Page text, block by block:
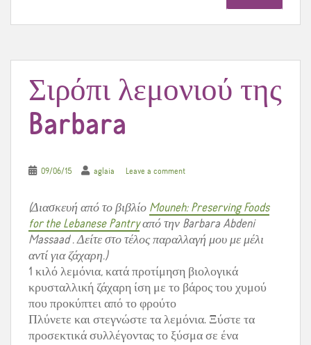
o r e
Σιρόπι λεμονιού της
Barbara
09/06/15 aglaia Leave a comment
(Διασκευή από το βιβλίο Mouneh: Preserving Foods
for the Lebanese Pantryαπό την Barbara Abdeni
Massaad . Δείτε στο τέλος παραλλαγή μου με μέλι
αντί για ζάχαρη.)
1 κιλό λεμόνια, κατά προτίμηση βιολογικά
κρυσταλλική ζάχαρη ίση με το βάρος του χυμού
που προκύπτει από το φρούτο
Πλύνετε και στεγνώστε τα λεμόνια. Ξύστε τα
προσεκτικά συλλέγοντας το ξύσμα σε ένα